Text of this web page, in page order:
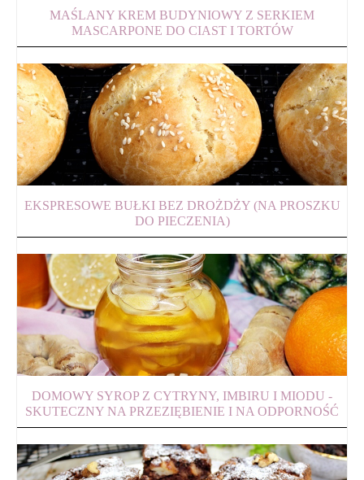
MAŚLANY KREM BUDYNIOWY Z SERKIEM
MASCARPONE DO CIAST I TORTÓW
EKSPRESOWE BUŁKI BEZ DROŻDŻY (NA PROSZKU
DO PIECZENIA)
DOMOWY SYROP Z CYTRYNY, IMBIRU I MIODU -
SKUTECZNY NA PRZEZIĘBIENIE I NA ODPORNOŚĆ